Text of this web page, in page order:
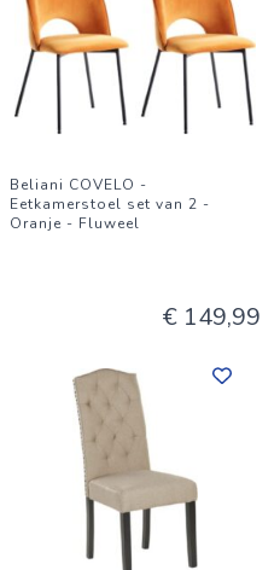
Beliani COVELO -
Eetkamerstoel set van 2 -
Oranje - Fluweel
€ 149,99